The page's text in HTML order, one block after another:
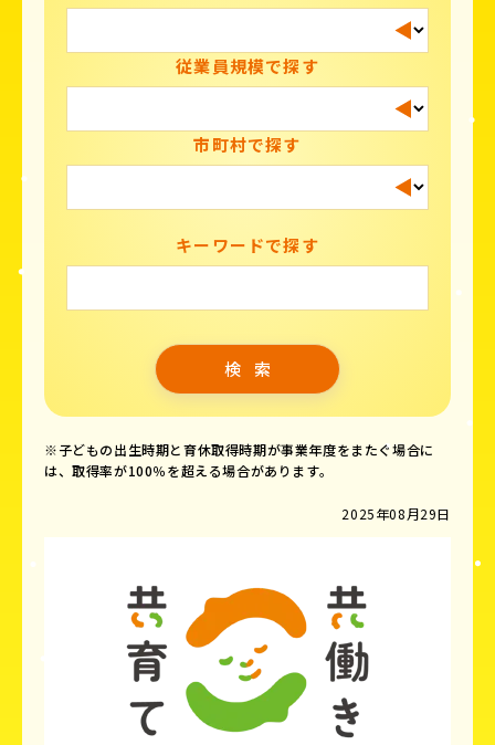
従業員規模で探す
市町村で探す
キーワードで探す
※子どもの出生時期と育休取得時期が事業年度をまたぐ場合に
は、取得率が100％を超える場合があります。
2025年08月29日